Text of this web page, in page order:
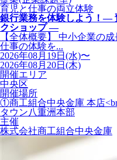
育児と仕事の両立体験
銀行業務を体験しよう！―
クショップ ―
【全体概要】 中小企業の
仕事の体験を...
2026年08月19日(水)〜
2026年08月20日(木)
開催エリア
中央区
開催場所
①商工組合中央金庫 本店
タウン八重洲本部
主催
株式会社商工組合中央金庫